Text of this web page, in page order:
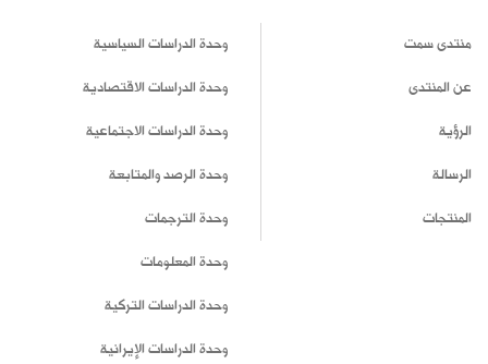
منتدى سمت
عن المنتدى
الرؤية
الرسالة
المنتجات
وحدة الدراسات السياسية
وحدة الدراسات الاقتصادية
وحدة الدراسات الاجتماعية
وحدة الرصد والمتابعة
وحدة الترجمات
وحدة المعلومات
وحدة الدراسات التركية
وحدة الدراسات الإيرانية